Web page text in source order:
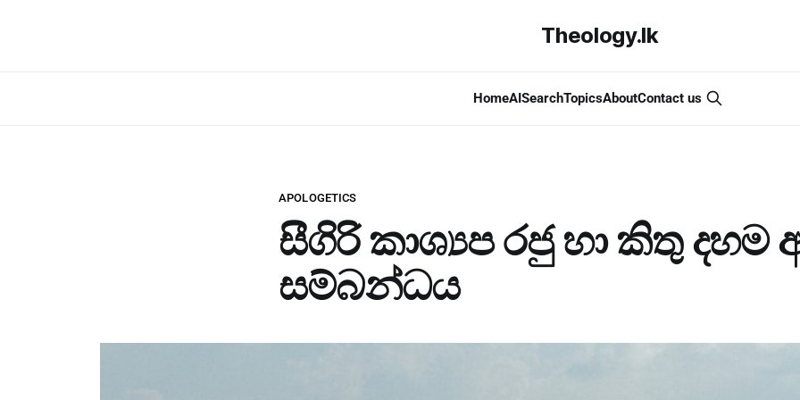
Theology.lk
HomeAISearchTopicsAboutContact us
APOLOGETICS
සීගිරි කාශ්‍යප රජු හා කිතු දහම
සම්බන්ධය